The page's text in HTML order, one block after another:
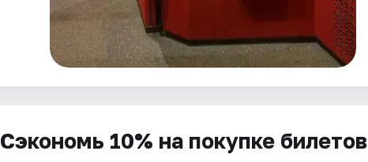
Сэкономь 10% на покупке билетов